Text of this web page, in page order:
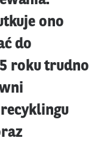
ono
do
roku trudno